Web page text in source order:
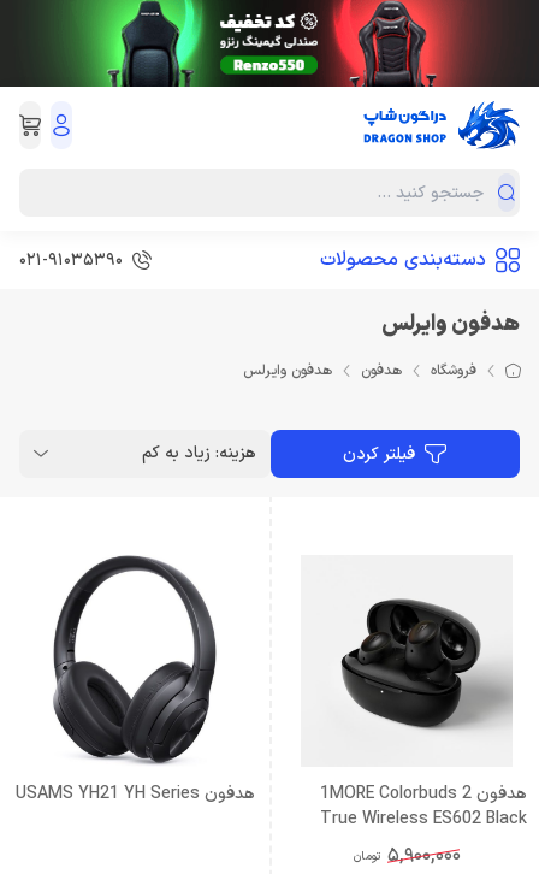
دسته‌بندی محصولات 021-91035390
هدفون وایرلس
فروشگاه هدفون هدفون وایرلس
فیلتر کردن هزینه: زیاد به کم
هدفون 1MORE Colorbuds 2
True Wireless ES602 Black
5,900,000 تومان
هدفون USAMS YH21 YH Series